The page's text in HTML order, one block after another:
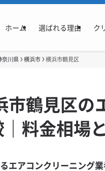
ホーム 選ばれる理由 ク
奈川県 横浜市 横浜市鶴見区
市鶴見区の
料金相場
エアコンクリーニング業